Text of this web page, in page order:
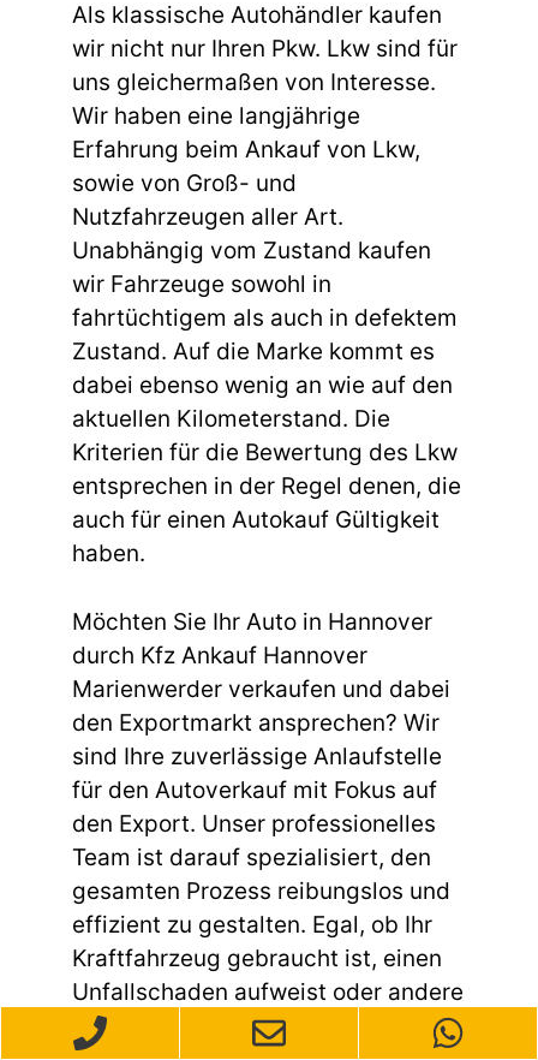
Als klassische Autohändler kaufen
wir nicht nur Ihren Pkw. Lkw sind für
uns gleichermaßen von Interesse.
Wir haben eine langjährige
Erfahrung beim Ankauf von Lkw,
sowie von Groß- und
Nutzfahrzeugen aller Art.
Unabhängig vom Zustand kaufen
wir Fahrzeuge sowohl in
fahrtüchtigem als auch in defektem
Zustand. Auf die Marke kommt es
dabei ebenso wenig an wie auf den
aktuellen Kilometerstand. Die
Kriterien für die Bewertung des Lkw
entsprechen in der Regel denen, die
auch für einen Autokauf Gültigkeit
haben.
Möchten Sie Ihr Auto in Hannover
durch Kfz Ankauf Hannover
Marienwerder verkaufen und dabei
den Exportmarkt ansprechen? Wir
sind Ihre zuverlässige Anlaufstelle
für den Autoverkauf mit Fokus auf
den Export. Unser professionelles
Team ist darauf spezialisiert, den
gesamten Prozess reibungslos und
effizient zu gestalten. Egal, ob Ihr
Kraftfahrzeug gebraucht ist, einen
Unfallschaden aufweist oder andere
Mängel hat – wir kaufen Ihr Auto